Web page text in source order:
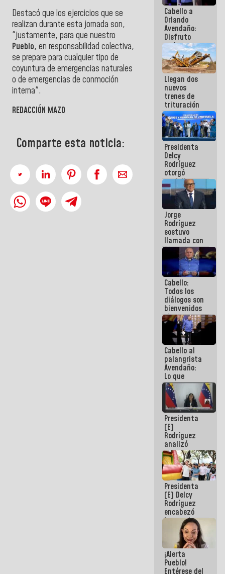
Destacó que los ejercicios que se
realizan durante esta jornada son,
"justamente, para que nuestro
Pueblo, en responsabilidad colectiva,
se prepare para cualquier tipo de
coyuntura de emergencias naturales
o de emergencias de conmoción
interna".
REDACCIÓN MAZO
Comparte esta noticia:
Cabello a
Orlando
Avendaño:
Disfruto
cada vez
que escribes
porque lo
que haces
es
embarrarla
Llegan dos
nuevos
trenes de
trituración
para
optimizar
manejo de
escombros
en La Guaira
Presidenta
Delcy
Rodríguez
otorgó
medalla
"Héroe de
Venezuela"
a servidores
públicos
Jorge
Rodríguez
sostuvo
llamada con
Dinorah
Figuera y
acuerdan
primer
encuentro
presencial
para el
diálogo
Cabello:
Todos los
diálogos son
bienvenidos
siempre que
estén en el
marco de la
Constitución
de la
República
Cabello al
palangrista
Avendaño:
Lo que
vayas a
escribir
hazlo hoy
por que no
sabemos si
la semana
que viene
hay
programa
Presidenta
(E)
Rodríguez
analizó
junto a
gobernadores
planes de
recuperación
del Sistema
Eléctrico
Nacional
Presidenta
(E) Delcy
Rodríguez
encabezó
lanzamiento
del Plan
Nacional de
Recreación
Vacacional
¡Alerta
Pueblo!
Entérese del